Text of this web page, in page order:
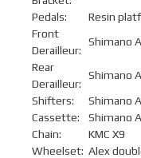
Pedals:
Resin
Front
Derailleur:
Shimano
Rear
Derailleur:
Shimano
Shifters:
Shimano
Cassette:
Shimano
Chain:
KMC X9
Wheelset: Alex